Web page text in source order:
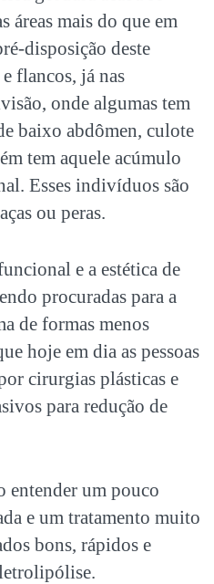
áreas mais do que em
disposição deste
flancos, já nas
onde algumas tem
baixo abdômen, culote
tem aquele acúmulo
Esses indivíduos são
ou peras.
e a estética de
procuradas para a
de formas menos
hoje em dia as pessoas
cirurgias plásticas e
para redução de
entender um pouco
e um tratamento muito
bons, rápidos e